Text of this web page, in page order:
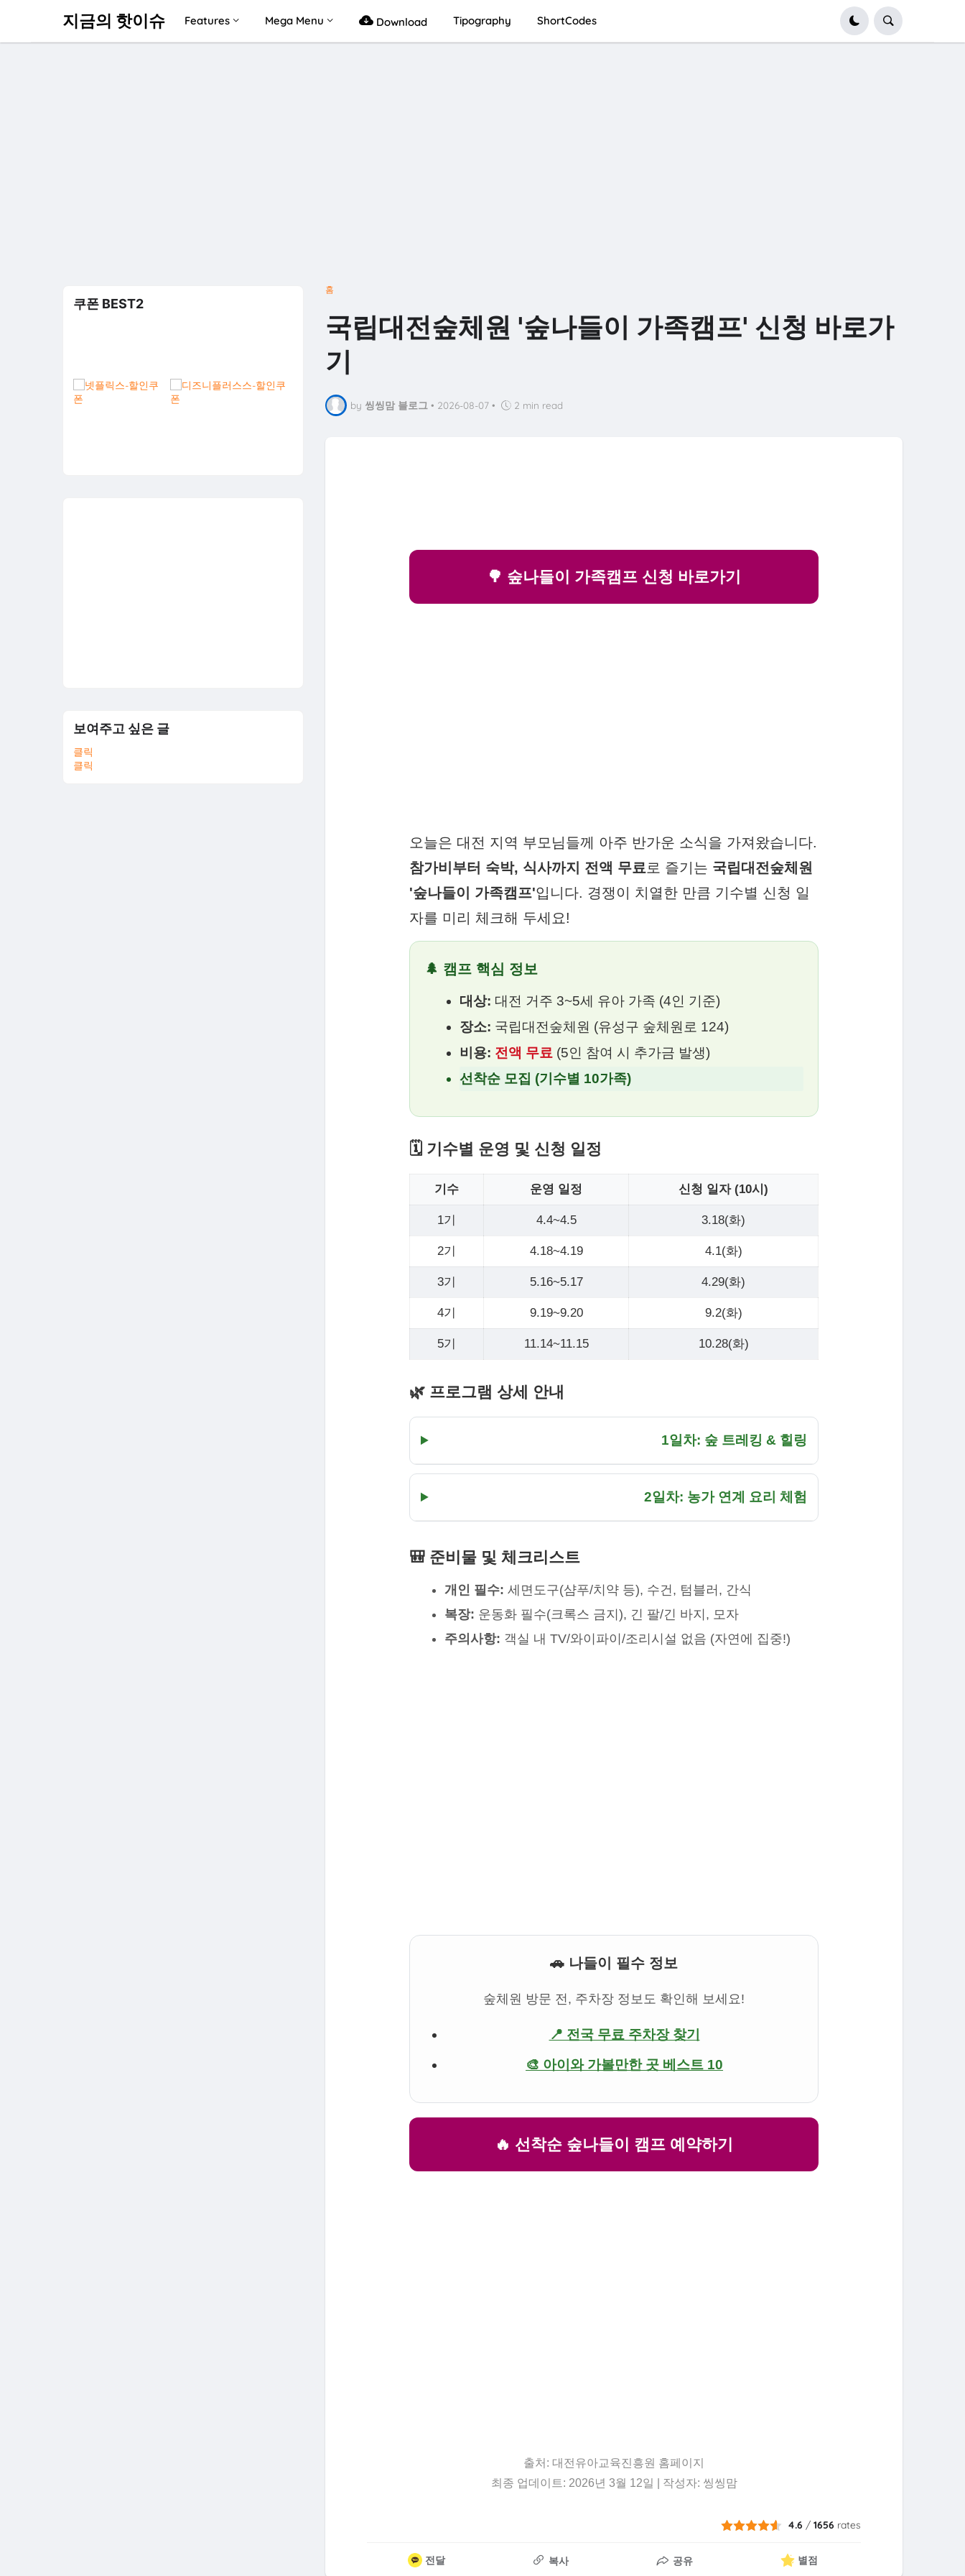
지금의 핫이슈 Features Mega Menu Download Tipography ShortCodes
홈
국립대전숲체원 '숲나들이 가족캠프' 신청 바로가
기
by 씽씽맘 블로그 • 2026-08-07 • 2 min read
🌳 숲나들이 가족캠프 신청 바로가기
오늘은 대전 지역 부모님들께 아주 반가운 소식을 가져왔습니다.
참가비부터 숙박, 식사까지 전액 무료로 즐기는 국립대전숲체원
'숲나들이 가족캠프'입니다. 경쟁이 치열한 만큼 기수별 신청 일
자를 미리 체크해 두세요!
🌲 캠프 핵심 정보
대상: 대전 거주 3~5세 유아 가족 (4인 기준)
장소: 국립대전숲체원 (유성구 숲체원로 124)
비용: 전액 무료 (5인 참여 시 추가금 발생)
선착순 모집 (기수별 10가족)
🗓️ 기수별 운영 및 신청 일정
기수 운영 일정 신청 일자 (10시)
1기 4.4~4.5 3.18(화)
2기 4.18~4.19 4.1(화)
3기 5.16~5.17 4.29(화)
4기 9.19~9.20 9.2(화)
5기 11.14~11.15 10.28(화)
🌿 프로그램 상세 안내
1일차: 숲 트레킹 & 힐링
2일차: 농가 연계 요리 체험
🎒 준비물 및 체크리스트
개인 필수: 세면도구(샴푸/치약 등), 수건, 텀블러, 간식
복장: 운동화 필수(크록스 금지), 긴 팔/긴 바지, 모자
주의사항: 객실 내 TV/와이파이/조리시설 없음 (자연에 집중!)
🚗 나들이 필수 정보
숲체원 방문 전, 주차장 정보도 확인해 보세요!
📍 전국 무료 주차장 찾기
🎨 아이와 가볼만한 곳 베스트 10
🔥 선착순 숲나들이 캠프 예약하기
출처: 대전유아교육진흥원 홈페이지
최종 업데이트: 2026년 3월 12일 | 작성자: 씽씽맘
4.6 /1656 rates
전달 복사 공유 별점
쿠폰 BEST2
보여주고 싶은 글
클릭
클릭